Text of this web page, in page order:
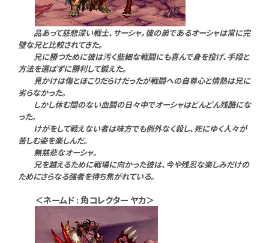
品あって慈悲深い戦士、サーシャ。彼の弟であるオーシャは常に完
璧な兄と比較されてきた。
兄に勝つために彼は汚く些細な戦闘にも喜んで身を投げ、手段と
方法を選ばずに勝利して鍛えた。
見かけは傷とほこりだらけだったが戦闘への自尊心と情熱は兄に
劣らなかった。
しかし休む間のない血闘の日々中でオーシャはどんどん残酷にな
った。
けがをして戦えない者は味方でも例外なく殺し、死にゆく人々が
苦しむ姿を楽しんだ。
無慈悲なオーシャ。
兄を越えるために戦場に向かった彼は、今や残忍な楽しみだけの
ためにさらなる強者を待ち焦がれている。
＜ネームド : 角コレクター ヤカ＞